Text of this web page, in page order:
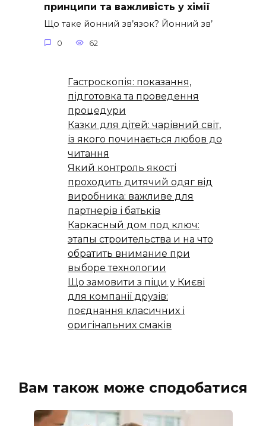
принципи та важливість у хімії
Що таке йонний зв’язок? Йонний зв’
0 62
Гастроскопія: показання,
підготовка та проведення
процедури
Казки для дітей: чарівний світ,
із якого починається любов до
читання
Який контроль якості
проходить дитячий одяг від
виробника: важливе для
партнерів і батьків
Каркасный дом под ключ:
этапы строительства и на что
обратить внимание при
выборе технологии
Що замовити з піци у Києві
для компанії друзів:
поєднання класичних і
оригінальних смаків
Вам також може сподобатися